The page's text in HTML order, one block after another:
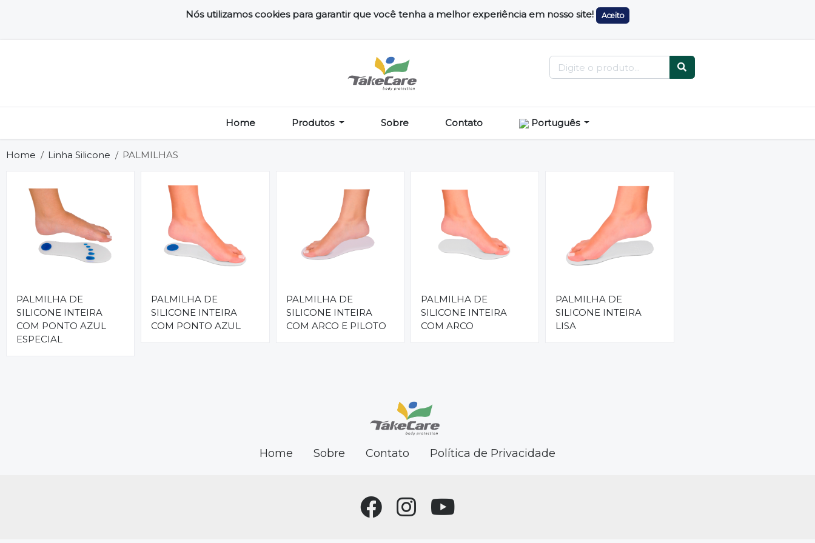
Nós utilizamos cookies para garantir que você tenha a melhor experiência em nosso site! Aceito
Home Produtos Sobre Contato Português
Home Linha Silicone PALMILHAS
PALMILHA DE
SILICONE INTEIRA
COM PONTO AZUL
ESPECIAL
PALMILHA DE
SILICONE INTEIRA
COM PONTO AZUL
PALMILHA DE
SILICONE INTEIRA
COM ARCO E PILOTO
PALMILHA DE
SILICONE INTEIRA
COM ARCO
PALMILHA DE
SILICONE INTEIRA
LISA
Home Sobre Contato Política de Privacidade